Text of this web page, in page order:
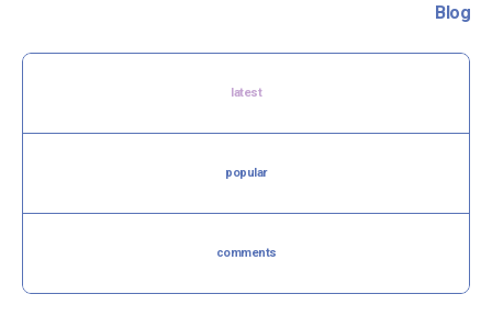
Blog
latest
popular
comments